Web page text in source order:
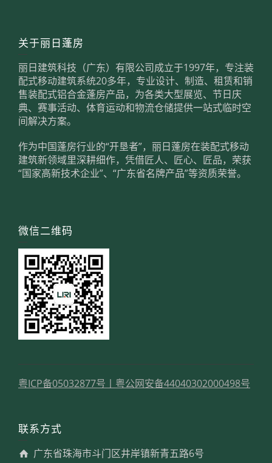
关于丽日蓬房
丽日建筑科技（广东）有限公司成立于1997年，专注装
配式移动建筑系统20多年，专业设计、制造、租赁和销
售装配式铝合金蓬房产品，为各类大型展览、节日庆
典、赛事活动、体育运动和物流仓储提供一站式临时空
间解决方案。
作为中国蓬房行业的“开垦者”，丽日蓬房在装配式移动
建筑新领域里深耕细作，凭借匠人、匠心、匠品，荣获
“国家高新技术企业”、“广东省名牌产品”等资质荣誉。
微信二维码
粤ICP备05032877号 丨 粤公网安备44040302000498号
联系方式
广东省珠海市斗门区井岸镇新青五路6号